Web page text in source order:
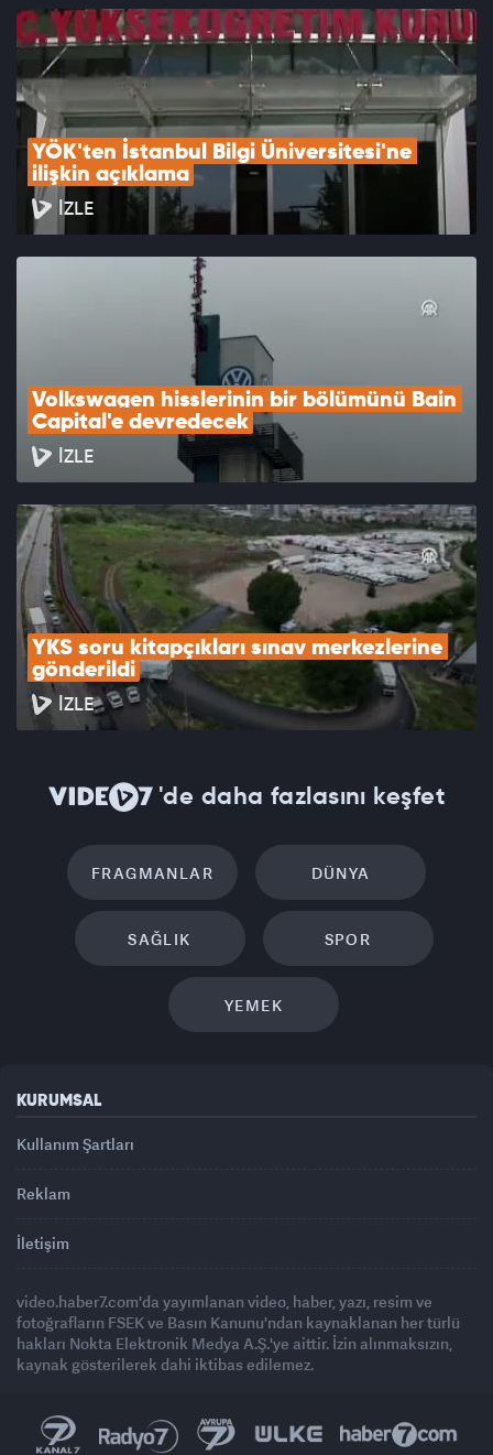
YÖK'ten İstanbul Bilgi Üniversitesi'ne
ilişkin açıklama
İZLE
Volkswagen hisslerinin bir bölümünü Bain
Capital'e devredecek
İZLE
YKS soru kitapçıkları sınav merkezlerine
gönderildi
İZLE
'de daha fazlasını keşfet
FRAGMANLAR DÜNYA
SAĞLIK SPOR
YEMEK
KURUMSAL
Kullanım Şartları
Reklam
İletişim
video.haber7.com'da yayımlanan video, haber, yazı, resim ve
fotoğrafların FSEK ve Basın Kanunu'ndan kaynaklanan her türlü
hakları Nokta Elektronik Medya A.Ş.'ye aittir. İzin alınmaksızın,
kaynak gösterilerek dahi iktibas edilemez.